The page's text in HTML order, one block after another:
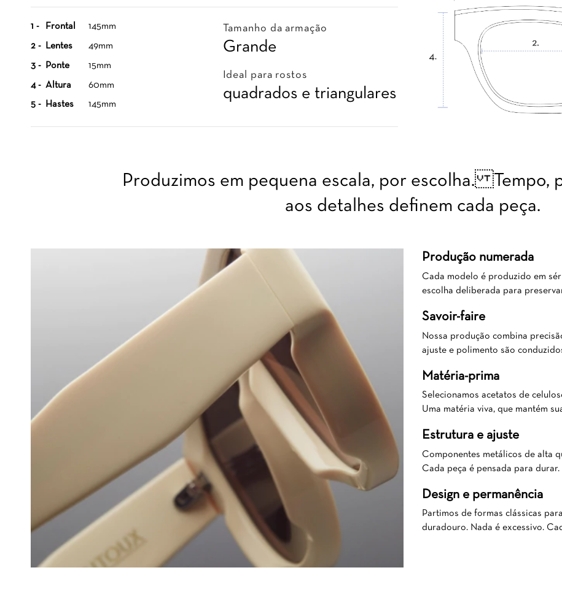
1 - Frontal 145mm
2 - Lentes 49mm
3 - Ponte 15mm
4 - Altura 60mm
5 - Hastes 145mm
Tamanho da armação
Grande
Ideal para rostos
quadrados e triangulares
Produzimos em pequena escala, por escolha. Tempo,
aos detalhes definem cada peça.
Produção numerada
Cada modelo é produzido em
escolha deliberada para
Savoir-faire
Nossa produção combina
ajuste e polimento são
Matéria-prima
Selecionamos acetatos de
Uma matéria viva, que mantém
Estrutura e ajuste
Componentes metálicos de alta
Cada peça é pensada para durar.
Design e permanência
Partimos de formas clássicas
duradouro. Nada é excessivo.